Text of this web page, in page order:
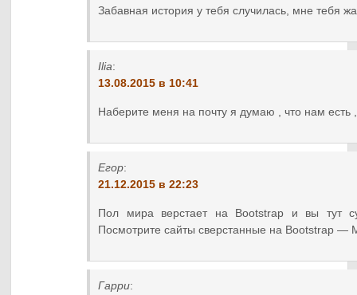
Забавная история у тебя случилась, мне тебя
Ilia:
13.08.2015 в 10:41
Наберите меня на почту я думаю , что нам есть ,
Егор:
21.12.2015 в 22:23
Пол мира верстает на Bootstrap и вы тут
Посмотрите сайты сверстанные на Bootstrap —
Гарри: